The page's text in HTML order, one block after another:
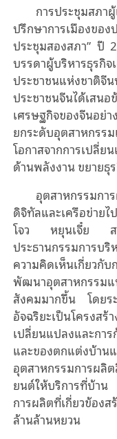
การประชุมสภา
ปรึกษาการเมืองของ
ประชุมสองสภา” ปี
บรรดาผู้บริหารธุรกิ
ประชาชนแห่งชาติจี
ประชาชนจีนได้เสน
เศรษฐกิจของจีนอย่
ยกระดับอุตสาหกร
โอกาสจากการเปลี่
ด้านพลังงาน ขยายธุ
อุตสาหกรรมกา
ดิจิทัลและเครือข่าย
โจว หยุนเจี๋ย สม
ประธานกรรมการ
ความคิดเห็นเกี่ยวกั
พัฒนาอุตสาหกรรม
สังคมมากขึ้น โดย
อัจฉริยะเป็นโครงส
เปลี่ยนแปลงและการ
และของตกแต่งบ้า
อุตสาหกรรมการผ
ยนต์ให้บริการที่บ้าน
การผลิตที่เกี่ยวข้อง
ล้านล้านหยวน